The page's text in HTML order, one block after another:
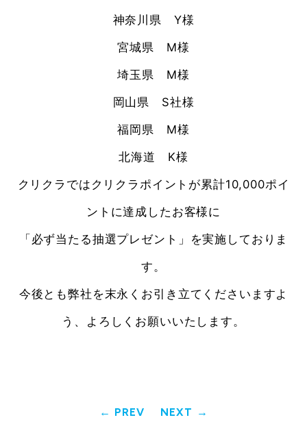
神奈川県 Y様
宮城県 M様
埼玉県 M様
岡山県 S社様
福岡県 M様
北海道 K様
クリクラではクリクラポイントが累計10,000ポイ
ントに達成したお客様に
「必ず当たる抽選プレゼント」を実施しておりま
す。
今後とも弊社を末永くお引き立てくださいますよ
う、よろしくお願いいたします。
PREV NEXT